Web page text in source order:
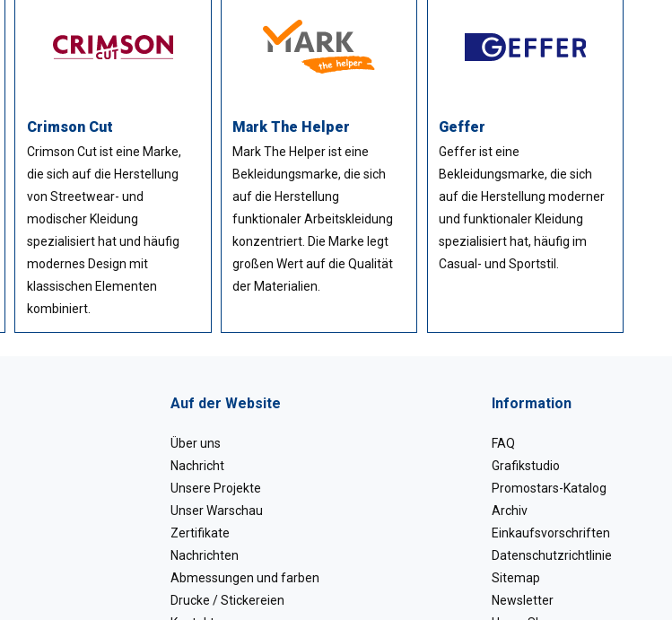
Crimson Cut
Crimson Cut ist eine Marke,
die sich auf die Herstellung
von Streetwear- und
modischer Kleidung
spezialisiert hat und häufig
modernes Design mit
klassischen Elementen
kombiniert.
Mark The Helper
Mark The Helper ist eine
Bekleidungsmarke, die sich
auf die Herstellung
funktionaler Arbeitskleidung
konzentriert. Die Marke legt
großen Wert auf die Qualität
der Materialien.
Geffer
Geffer ist eine
Bekleidungsmarke, die sich
auf die Herstellung moderner
und funktionaler Kleidung
spezialisiert hat, häufig im
Casual- und Sportstil.
Auf der Website
Über uns
Nachricht
Unsere Projekte
Unser Warschau
Zertifikate
Nachrichten
Abmessungen und farben
Drucke / Stickereien
Information
FAQ
Grafikstudio
Promostars-Katalog
Archiv
Einkaufsvorschriften
Datenschutzrichtlinie
Sitemap
Newsletter